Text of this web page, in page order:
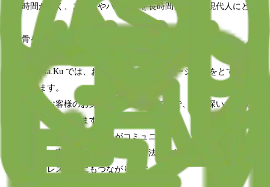
座る時間が多く、スマホやパソコンを長時間使用する現代人にとっ
肩甲骨をほぐすことは最も大切なケアであるといえます！
また、Re.Ra.Ku では、お客様とのコミュニケーションをとても大切
にしています。
なぜなら、お客様のお身体の悩みを聞くことで、より深いお客様の
健康サポートができます。
施術中にお客様とセラピストがコミュニケーションすることで、お
身体の課題に寄り添った適切なケア方法をご提案できます。
会話はストレス解消にもつながります。